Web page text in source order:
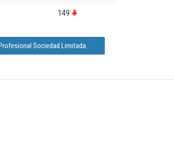
149
Sociedad Limitada.